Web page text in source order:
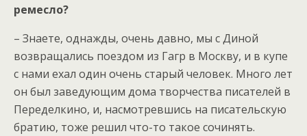
ремесло?
– Знаете, однажды, очень давно, мы с Диной
возвращались поездом из Гагр в Москву, и в купе
с нами ехал один очень старый человек. Много лет
он был заведующим дома творчества писателей в
Переделкино, и, насмотревшись на писательскую
братию, тоже решил что-то такое сочинять.